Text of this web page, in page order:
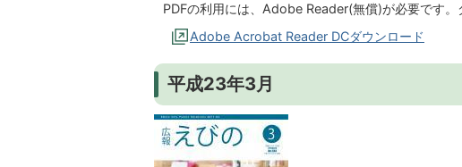
PDFの利用には、Adobe Reader(無償)が必要です。
Adobe Acrobat Reader DCダウンロード
平成23年3月